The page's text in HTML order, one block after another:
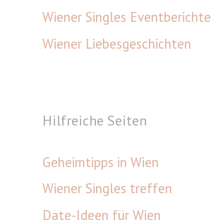
Wiener Singles Eventberichte
Wiener Liebesgeschichten
Hilfreiche Seiten
Geheimtipps in Wien
Wiener Singles treffen
Date-Ideen für Wien